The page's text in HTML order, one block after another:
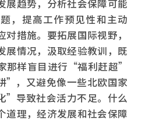
展趋势，分析社会保障可能
，提高工作预见性和主动
对措施。要拓展国际视野，
展情况，汲取经验教训，既
那样盲目进行“福利赶超”
”，又避免像一些北欧国家
”导致社会活力不足。什么
道理，经济发展和社会保障